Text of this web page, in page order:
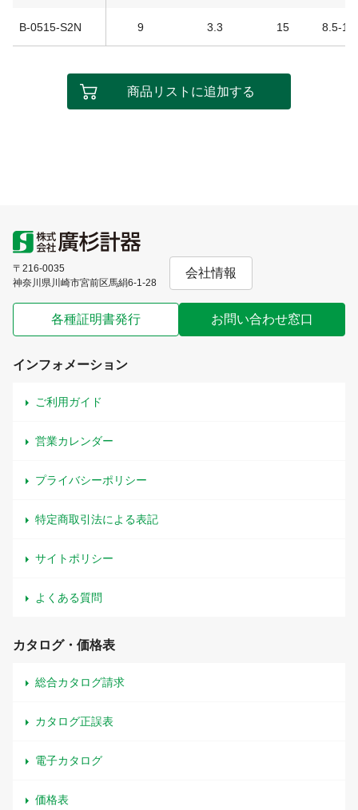
B-0515-S2N 9 3.3 15 8.5-1.3
商品リストに追加する
〒216-0035
神奈川県川崎市宮前区馬絹6-1-28
会社情報
各種証明書発行 お問い合わせ窓口
インフォメーション
ご利用ガイド
営業カレンダー
プライバシーポリシー
特定商取引法による表記
サイトポリシー
よくある質問
カタログ・価格表
総合カタログ請求
カタログ正誤表
電子カタログ
価格表